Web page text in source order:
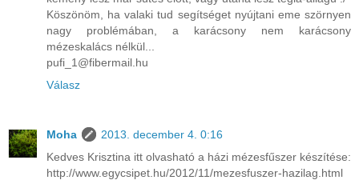
Köszönöm, ha valaki tud segítséget nyújtani eme szörnyen
nagy problémában, a karácsony nem karácsony
mézeskalács nélkül...
pufi_1@fibermail.hu
Válasz
Moha
2013. december 4. 0:16
Kedves Krisztina itt olvasható a házi mézesfűszer készítése:
http://www.egycsipet.hu/2012/11/mezesfuszer-hazilag.html